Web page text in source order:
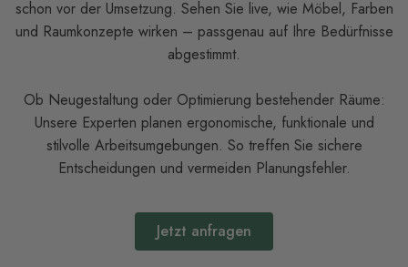
schon vor der Umsetzung. Sehen Sie live, wie Möbel, Farben
und Raumkonzepte wirken – passgenau auf Ihre Bedürfnisse
abgestimmt.
Ob Neugestaltung oder Optimierung bestehender Räume:
Unsere Experten planen ergonomische, funktionale und
stilvolle Arbeitsumgebungen. So treffen Sie sichere
Entscheidungen und vermeiden Planungsfehler.
Jetzt anfragen